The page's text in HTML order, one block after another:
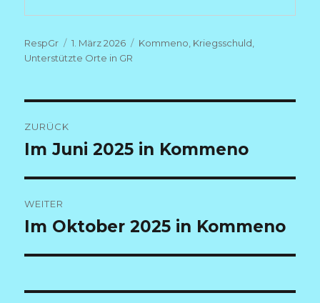
Autor
RespGr
Veröffentlicht
am
1. März 2026 Kategorien
Kommeno Kriegsschuld
Unterstützte Orte in GR
ZURÜCK
Vorheriger
Beitrag:
Im Juni 2025 in Kommeno
WEITER
Nächster
Beitrag:
Im Oktober 2025 in Kommeno